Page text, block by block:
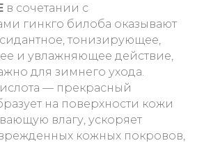
в сочетании с
гинкго билоба оказывают
тонизирующее,
и увлажняющее действие,
для зимнего ухода.
— прекрасный
на поверхности кожи
влагу, ускоряет
кожных покровов,